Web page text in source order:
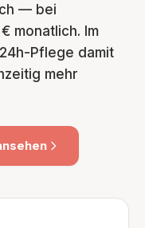
— bei
monatlich. Im
Pflege damit
mehr